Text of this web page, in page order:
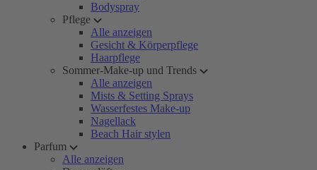
Bodyspray
Pflege
Alle anzeigen
Gesicht & Körperpflege
Haarpflege
Sommer-Make-up und Trends
Alle anzeigen
Mists & Setting Sprays
Wasserfestes Make-up
Nagellack
Beach Hair stylen
Parfum
Alle anzeigen